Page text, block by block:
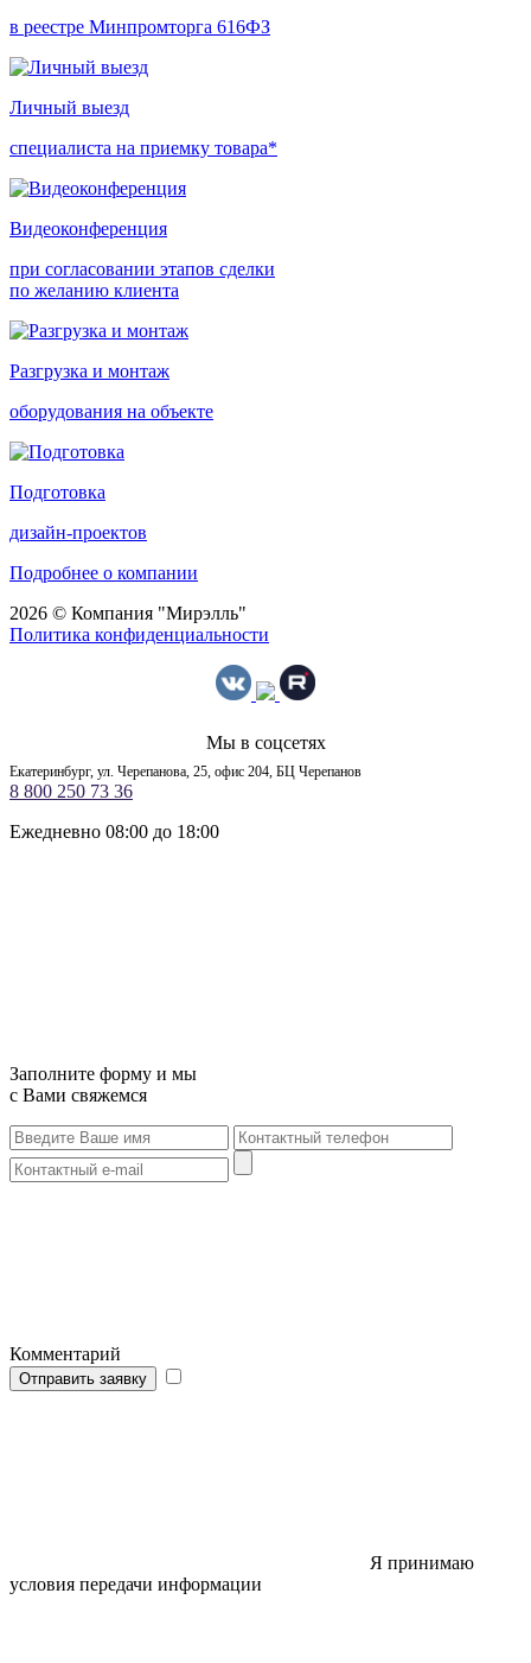
в реестре Минпромторга 616ФЗ
Личный выезд
специалиста на приемку товара*
Видеоконференция
при согласовании этапов сделки
по желанию клиента
Разгрузка и монтаж
оборудования на объекте
Подготовка
дизайн-проектов
Подробнее о компании
2026 © Компания "Мирэлль"
Политика конфиденциальности
Мы в соцсетях
Екатеринбург, ул. Черепанова, 25, офис 204, БЦ Черепанов
8 800 250 73 36
Ежедневно 08:00 до 18:00
Заполните форму и мы
с Вами свяжемся
Комментарий
Отправить заявку
Я принимаю
условия передачи информации